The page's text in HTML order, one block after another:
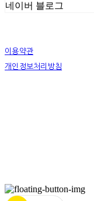
네이버 블로그
이용약관
개인정보처리방침